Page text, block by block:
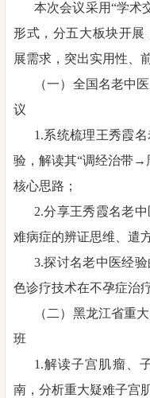
本次会议采用“学术
形式，分五大板块开
展需求，突出实用性、
（一）全国名老中
议
1.系统梳理王秀霞
验，解读其“调经治带
核心思路；
2.分享王秀霞名老
难病症的辨证思维、遣
3.探讨名老中医经
色诊疗技术在不孕症治
（二）黑龙江省重
班
1.解读子宫肌瘤、
南，分析重大疑难子宫